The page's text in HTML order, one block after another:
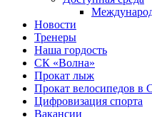
Новости
Тренеры
Наша гордость
СК «Волна»
Прокат лыж
Прокат велосипедов в
Цифровизация спорта
Вакансии